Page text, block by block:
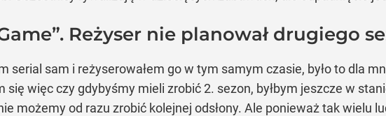
Reżyser nie planował drugiego
serial sam i reżyserowałem go w tym samym czasie, było to dla
się więc czy gdybyśmy mieli zrobić 2. sezon, byłbym jeszcze w
możemy od razu zrobić kolejnej odsłony. Ale ponieważ tak wielu